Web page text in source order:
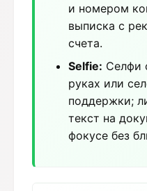
и номером
выписка с
счета.
Selfie: Селфи
руках или
поддержки;
текст на
фокусе без